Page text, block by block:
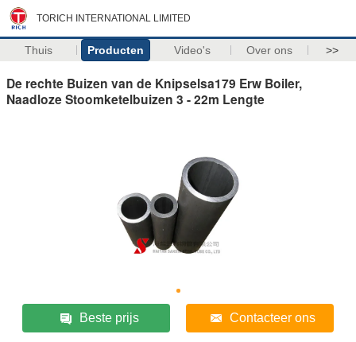
TORICH INTERNATIONAL LIMITED
Thuis Producten Video's Over ons >>
De rechte Buizen van de Knipselsa179 Erw Boiler,
Naadloze Stoomketelbuizen 3 - 22m Lengte
Beste prijs Contacteer ons